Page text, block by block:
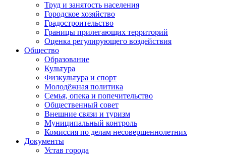
Труд и занятость населения
Городское хозяйство
Градостроительство
Границы прилегающих территорий
Оценка регулирующего воздействия
Общество
Образование
Культура
Физкультура и спорт
Молодёжная политика
Семья, опека и попечительство
Общественный совет
Внешние связи и туризм
Муниципальный контроль
Комиссия по делам несовершеннолетних
Документы
Устав города